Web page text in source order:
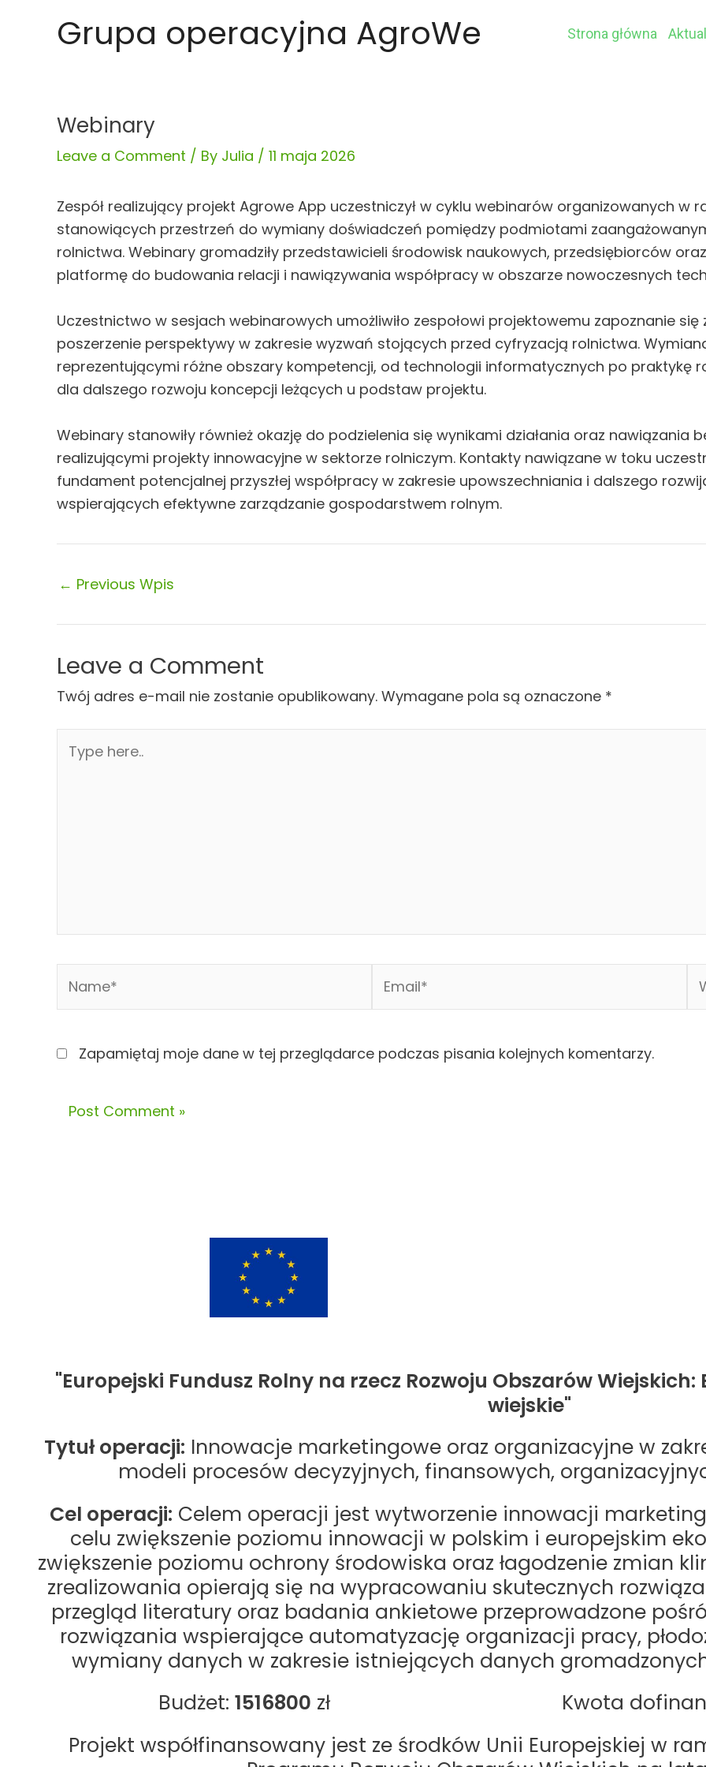
Grupa operacyjna AgroWe Strona główna
Webinary
Leave a Comment / By Julia / 11 maja 2026
Zespół realizujący projekt Agrowe App uczestniczył w cyklu webinarów organizowanych w
stanowiących przestrzeń do wymiany doświadczeń pomiędzy podmiotami
rolnictwa. Webinary gromadziły przedstawicieli środowisk naukowych, przedsiębiorców
platformę do budowania relacji i nawiązywania współpracy w obszarze nowoczesnych
Uczestnictwo w sesjach webinarowych umożliwiło zespołowi projektowemu zapoznanie
poszerzenie perspektywy w zakresie wyzwań stojących przed cyfryzacją rolnictwa.
reprezentującymi różne obszary kompetencji, od technologii informatycznych po praktykę
dla dalszego rozwoju koncepcji leżących u podstaw projektu.
Webinary stanowiły również okazję do podzielenia się wynikami działania oraz nawiązania
realizującymi projekty innowacyjne w sektorze rolniczym. Kontakty nawiązane w toku
fundament potencjalnej przyszłej współpracy w zakresie upowszechniania i dalszego
wspierających efektywne zarządzanie gospodarstwem rolnym.
navigation
← Previous Wpis
Leave a Comment
Twój adres e-mail nie zostanie opublikowany. Wymagane pola są oznaczone *
here..
Zapamiętaj moje dane w tej przeglądarce podczas pisania kolejnych komentarzy.
"Europejski Fundusz Rolny na rzecz Rozwoju Obszarów
wiejskie"
Tytuł operacji: Innowacje marketingowe oraz organizacyjne w
modeli procesów decyzyjnych, finansowych,
Cel operacji: Celem operacji jest wytworzenie innowacji
celu zwiększenie poziomu innowacji w polskim i europejskim
zwiększenie poziomu ochrony środowiska oraz łagodzenie zmian
zrealizowania opierają się na wypracowaniu skutecznych
przegląd literatury oraz badania ankietowe przeprowadzone
rozwiązania wspierające automatyzację organizacji pracy,
wymiany danych w zakresie istniejących danych
Budżet: 1516800 zł Kwota
Projekt współfinansowany jest ze środków Unii Europejskiej w